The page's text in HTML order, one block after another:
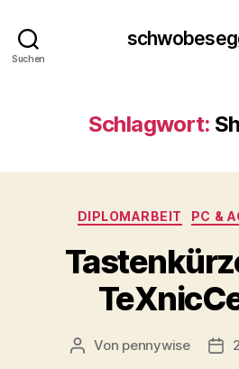
Suchen
Schlagwort:
DIPLOMARBEIT PC &
Beitragsautor
Von pennywise